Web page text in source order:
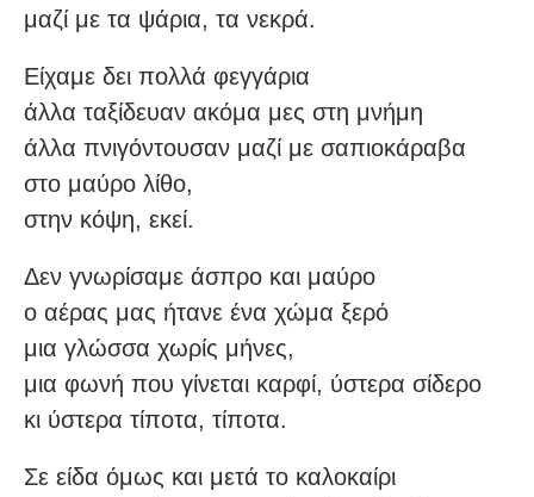
μαζί με τα ψάρια, τα νεκρά.
Είχαμε δει πολλά φεγγάρια
άλλα ταξίδευαν ακόμα μες στη μνήμη
άλλα πνιγόντουσαν μαζί με σαπιοκάραβα
στο μαύρο λίθο,
στην κόψη, εκεί.
Δεν γνωρίσαμε άσπρο και μαύρο
ο αέρας μας ήτανε ένα χώμα ξερό
μια γλώσσα χωρίς μήνες,
μια φωνή που γίνεται καρφί, ύστερα σίδερο
κι ύστερα τίποτα, τίποτα.
Σε είδα όμως και μετά το καλοκαίρι